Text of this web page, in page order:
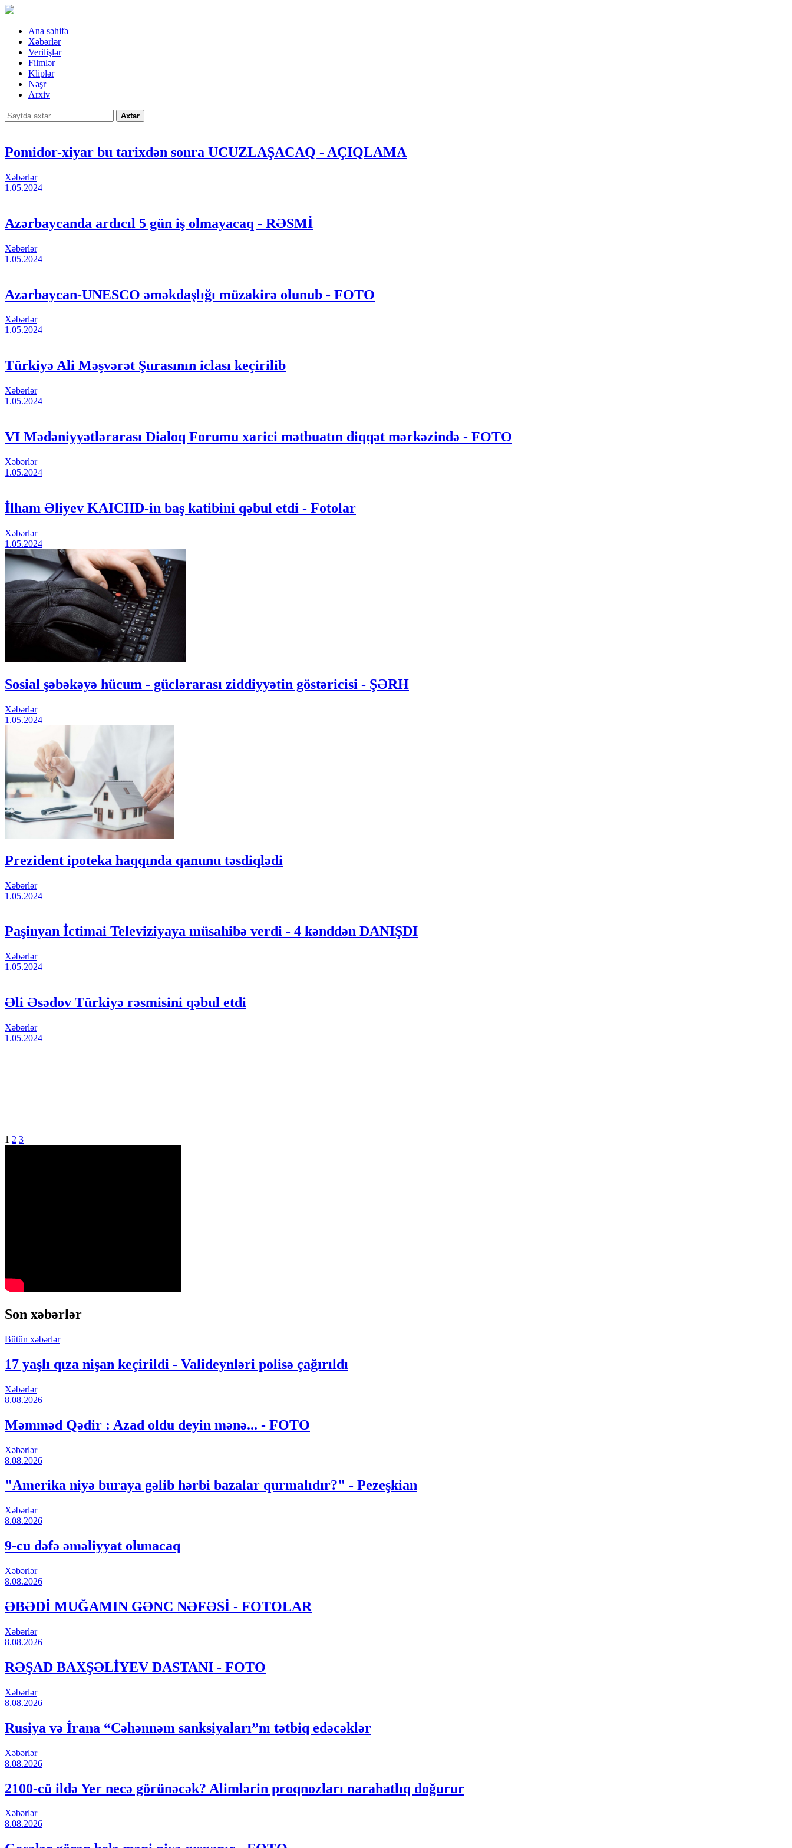
Ana səhifə
Xəbərlər
Verilişlər
Filmlər
Kliplər
Nəşr
Arxiv
Axtar
Pomidor-xiyar bu tarixdən sonra UCUZLAŞACAQ - AÇIQLAMA
Xəbərlər
1.05.2024
Azərbaycanda ardıcıl 5 gün iş olmayacaq - RƏSMİ
Xəbərlər
1.05.2024
Azərbaycan-UNESCO əməkdaşlığı müzakirə olunub - FOTO
Xəbərlər
1.05.2024
Türkiyə Ali Məşvərət Şurasının iclası keçirilib
Xəbərlər
1.05.2024
VI Mədəniyyətlərarası Dialoq Forumu xarici mətbuatın diqqət mərkəzində - FOTO
Xəbərlər
1.05.2024
İlham Əliyev KAICIID-in baş katibini qəbul etdi - Fotolar
Xəbərlər
1.05.2024
Sosial şəbəkəyə hücum - güclərarası ziddiyyətin göstəricisi - ŞƏRH
Xəbərlər
1.05.2024
Prezident ipoteka haqqında qanunu təsdiqlədi
Xəbərlər
1.05.2024
Paşinyan İctimai Televiziyaya müsahibə verdi - 4 kənddən DANIŞDI
Xəbərlər
1.05.2024
Əli Əsədov Türkiyə rəsmisini qəbul etdi
Xəbərlər
1.05.2024
1 2 3
Son xəbərlər
Bütün xəbərlər
17 yaşlı qıza nişan keçirildi - Valideynləri polisə çağırıldı
Xəbərlər
8.08.2026
Məmməd Qədir : Azad oldu deyin mənə... - FOTO
Xəbərlər
8.08.2026
"Amerika niyə buraya gəlib hərbi bazalar qurmalıdır?" - Pezeşkian
Xəbərlər
8.08.2026
9-cu dəfə əməliyyat olunacaq
Xəbərlər
8.08.2026
ƏBƏDİ MUĞAMIN GƏNC NƏFƏSİ - FOTOLAR
Xəbərlər
8.08.2026
RƏŞAD BAXŞƏLİYEV DASTANI - FOTO
Xəbərlər
8.08.2026
Rusiya və İrana “Cəhənnəm sanksiyaları”nı tətbiq edəcəklər
Xəbərlər
8.08.2026
2100-cü ildə Yer necə görünəcək? Alimlərin proqnozları narahatlıq doğurur
Xəbərlər
8.08.2026